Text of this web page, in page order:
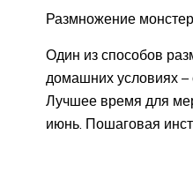
Размножение
Один из способов
домашних условиях –
Лучшее время для
июнь. Пошаговая